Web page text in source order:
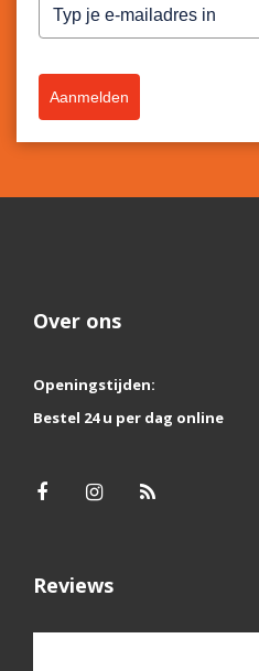
Aanmelden
Over ons
Openingstijden:
Bestel 24 u per dag online
Reviews